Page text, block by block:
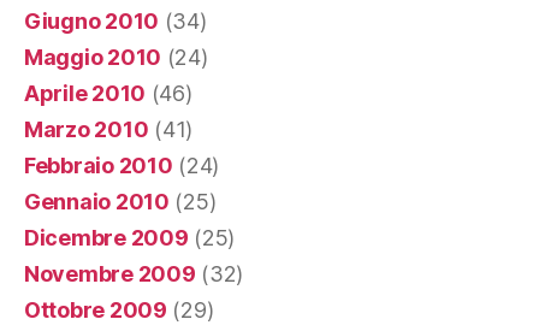
Giugno 2010 (34)
Maggio 2010 (24)
Aprile 2010 (46)
Marzo 2010 (41)
Febbraio 2010 (24)
Gennaio 2010 (25)
Dicembre 2009 (25)
Novembre 2009 (32)
Ottobre 2009 (29)